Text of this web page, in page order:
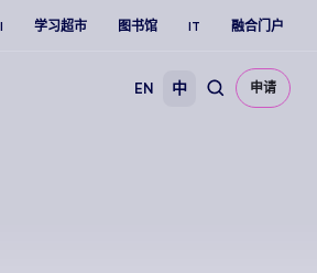
学习超市 图书馆 IT 融合门户
EN 中 申请